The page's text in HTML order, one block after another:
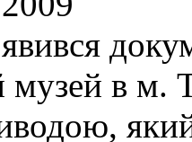
музей в м.